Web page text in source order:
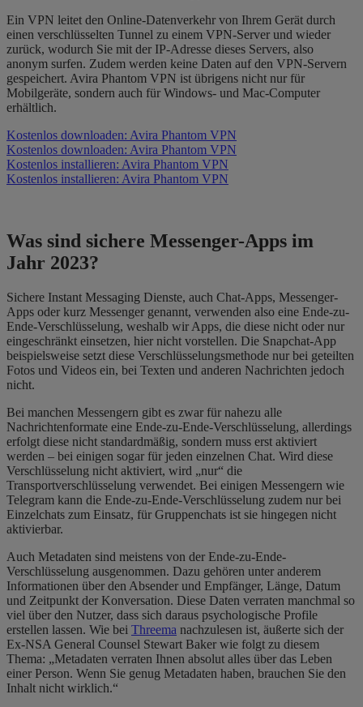
Ein VPN leitet den Online-Datenverkehr von Ihrem Gerät durch
einen verschlüsselten Tunnel zu einem VPN-Server und wieder
zurück, wodurch Sie mit der IP-Adresse dieses Servers, also
anonym surfen. Zudem werden keine Daten auf den VPN-Servern
gespeichert. Avira Phantom VPN ist übrigens nicht nur für
Mobilgeräte, sondern auch für Windows- und Mac-Computer
erhältlich.
Kostenlos downloaden: Avira Phantom VPN
Kostenlos downloaden: Avira Phantom VPN
Kostenlos installieren: Avira Phantom VPN
Kostenlos installieren: Avira Phantom VPN
Was sind sichere Messenger-Apps im
Jahr 2023?
Sichere Instant Messaging Dienste, auch Chat-Apps, Messenger-
Apps oder kurz Messenger genannt, verwenden also eine Ende-zu-
Ende-Verschlüsselung, weshalb wir Apps, die diese nicht oder nur
eingeschränkt einsetzen, hier nicht vorstellen. Die Snapchat-App
beispielsweise setzt diese Verschlüsselungsmethode nur bei geteilten
Fotos und Videos ein, bei Texten und anderen Nachrichten jedoch
nicht.
Bei manchen Messengern gibt es zwar für nahezu alle
Nachrichtenformate eine Ende-zu-Ende-Verschlüsselung, allerdings
erfolgt diese nicht standardmäßig, sondern muss erst aktiviert
werden – bei einigen sogar für jeden einzelnen Chat. Wird diese
Verschlüsselung nicht aktiviert, wird „nur“ die
Transportverschlüsselung verwendet. Bei einigen Messengern wie
Telegram kann die Ende-zu-Ende-Verschlüsselung zudem nur bei
Einzelchats zum Einsatz, für Gruppenchats ist sie hingegen nicht
aktivierbar.
Auch Metadaten sind meistens von der Ende-zu-Ende-
Verschlüsselung ausgenommen. Dazu gehören unter anderem
Informationen über den Absender und Empfänger, Länge, Datum
und Zeitpunkt der Konversation. Diese Daten verraten manchmal so
viel über den Nutzer, dass sich daraus psychologische Profile
erstellen lassen. Wie bei Threema nachzulesen ist, äußerte sich der
Ex-NSA General Counsel Stewart Baker wie folgt zu diesem
Thema: „Metadaten verraten Ihnen absolut alles über das Leben
einer Person. Wenn Sie genug Metadaten haben, brauchen Sie den
Inhalt nicht wirklich.“